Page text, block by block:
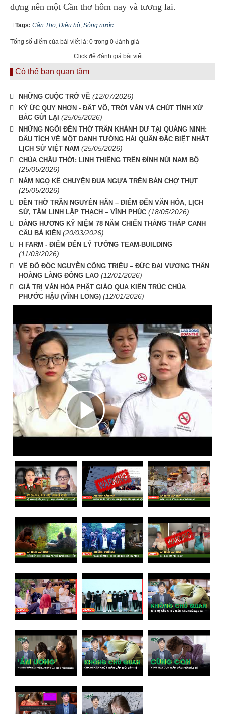
dựng nên một Cần thơ hôm nay và tương lai.
Tags: Cần Thơ, Điệu hò, Sông nước
Tổng số điểm của bài viết là: 0 trong 0 đánh giá
Click để đánh giá bài viết
Có thể bạn quan tâm
NHỮNG CUỘC TRỞ VỀ (12/07/2026)
KÝ ỨC QUY NHƠN - ĐẤT VÕ, TRỜI VĂN VÀ CHÚT TÌNH XỨ
BẮC GỬI LẠI (25/05/2026)
NHỮNG NGÔI ĐỀN THỜ TRẦN KHÁNH DƯ TẠI QUẢNG NINH:
DẤU TÍCH VỀ MỘT DANH TƯỚNG HẢI QUÂN ĐẶC BIỆT NHẤT
LỊCH SỬ VIỆT NAM (25/05/2026)
CHÙA CHÂU THỚI: LINH THIÊNG TRÊN ĐỈNH NÚI NAM BỘ
(25/05/2026)
NĂM NGỌ KỂ CHUYỆN ĐUA NGỰA TRÊN BẢN CHỢ THỤT
(25/05/2026)
ĐỀN THỜ TRẦN NGUYÊN HÃN – ĐIỂM ĐẾN VĂN HÓA, LỊCH
SỬ, TÂM LINH LẬP THẠCH – VĨNH PHÚC (18/05/2026)
DÂNG HƯƠNG KỶ NIỆM 78 NĂM CHIẾN THẮNG THÁP CANH
CẦU BÀ KIÊN (20/03/2026)
H FARM - ĐIỂM ĐẾN LÝ TƯỞNG TEAM-BUILDING
(11/03/2026)
VỀ ĐÔ ĐỐC NGUYỄN CÔNG TRIỀU – ĐỨC ĐẠI VƯƠNG THẦN
HOÀNG LÀNG ĐÔNG LAO (12/01/2026)
GIÁ TRỊ VĂN HÓA PHẬT GIÁO QUA KIẾN TRÚC CHÙA
PHƯỚC HẬU (VĨNH LONG) (12/01/2026)